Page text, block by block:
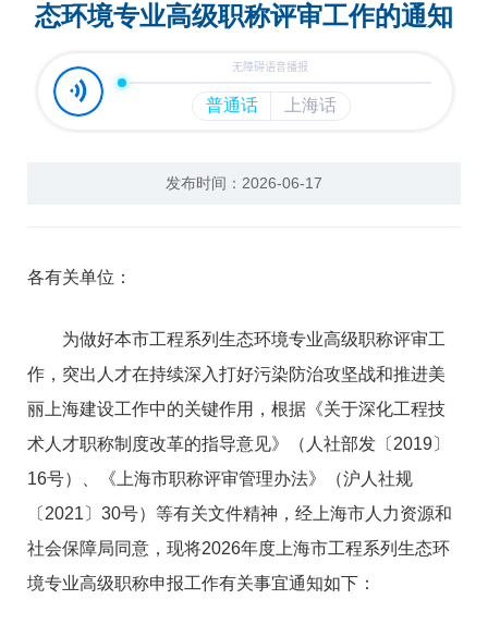
态环境专业高级职称评审工作的通知
发布时间：2026-06-17
各有关单位：
为做好本市工程系列生态环境专业高级职称评审工
作，突出人才在持续深入打好污染防治攻坚战和推进美
丽上海建设工作中的关键作用，根据《关于深化工程技
术人才职称制度改革的指导意见》（人社部发〔2019〕
16号）、《上海市职称评审管理办法》（沪人社规
〔2021〕30号）等有关文件精神，经上海市人力资源和
社会保障局同意，现将2026年度上海市工程系列生态环
境专业高级职称申报工作有关事宜通知如下：